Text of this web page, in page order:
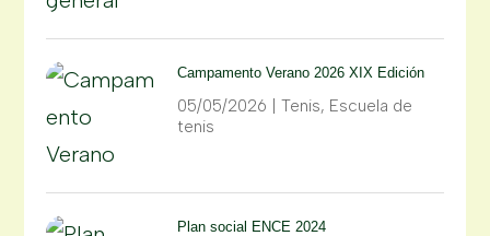
Campamento Verano 2026 XIX Edición
05/05/2026 |Tenis, Escuela de
tenis
Plan social ENCE 2024